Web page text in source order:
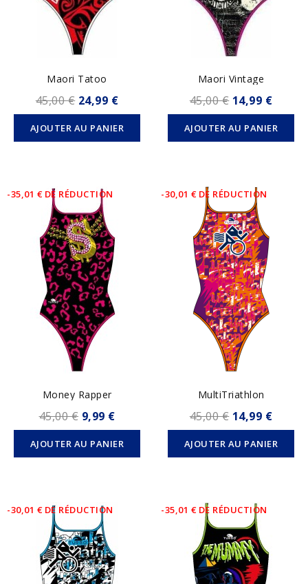
Maori Tatoo
45,00 € 24,99 €
AJOUTER AU PANIER
Maori Vintage
45,00 € 14,99 €
AJOUTER AU PANIER
-35,01 € DE RÉDUCTION
Money Rapper
45,00 € 9,99 €
AJOUTER AU PANIER
-30,01 € DE RÉDUCTION
MultiTriathlon
45,00 € 14,99 €
AJOUTER AU PANIER
-30,01 € DE RÉDUCTION -35,01 € DE RÉDUCTION